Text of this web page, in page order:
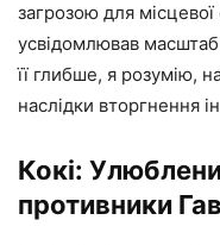
загрозою для
усвідомлював
її глибше, я розумію,
наслідки вторгнення
Кокі:
противники